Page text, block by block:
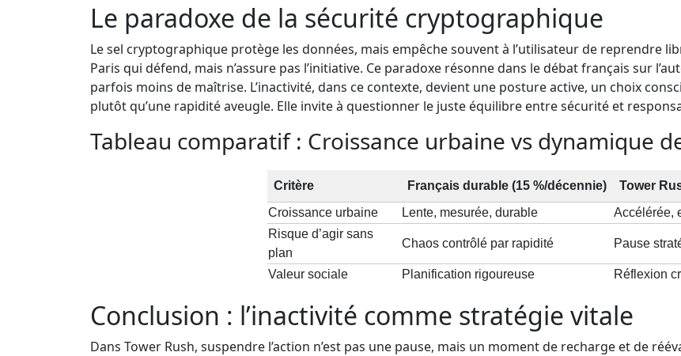
Le paradoxe de la sécurité cryptographique
Le sel cryptographique protège les données, mais empêche souvent à l’utilisateur de reprendre
Paris qui défend, mais n’assure pas l’initiative. Ce paradoxe résonne dans le débat français sur
parfois moins de maîtrise. L’inactivité, dans ce contexte, devient une posture active, un choix
plutôt qu’une rapidité aveugle. Elle invite à questionner le juste équilibre entre sécurité et
Tableau comparatif : Croissance urbaine vs dynamique
Critère Français durable (15 %/décennie)
Tower
Croissance urbaine
Lente, mesurée, durable
Accélérée,
Risque d’agir sans
plan
Chaos contrôlé par rapidité Pause
Valeur sociale Planification rigoureuse Réflexion
Conclusion : l’inactivité comme stratégie vitale
Dans Tower Rush, suspendre l’action n’est pas une pause, mais un moment de recharge et de